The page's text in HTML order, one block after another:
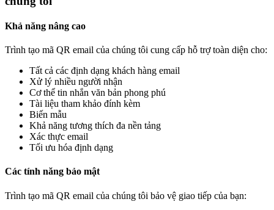
Khả năng nâng cao
Trình tạo mã QR email của chúng tôi cung cấp hỗ trợ toàn diện cho:
Tất cả các định dạng khách hàng email
Xử lý nhiều người nhận
Cơ thể tin nhắn văn bản phong phú
Tài liệu tham khảo đính kèm
Biến mẫu
Khả năng tương thích đa nền tảng
Xác thực email
Tối ưu hóa định dạng
Các tính năng bảo mật
Trình tạo mã QR email của chúng tôi bảo vệ giao tiếp của bạn: